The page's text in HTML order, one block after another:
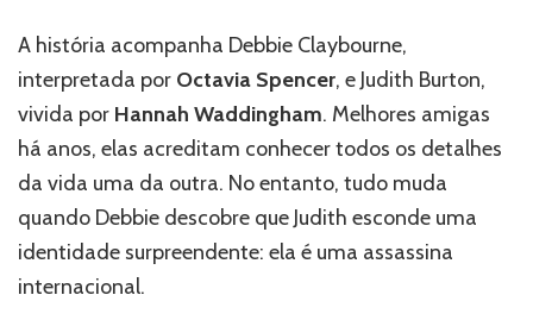
A história acompanha Debbie Claybourne,
interpretada por Octavia Spencer, e Judith Burton,
vivida por Hannah Waddingham. Melhores amigas
há anos, elas acreditam conhecer todos os detalhes
da vida uma da outra. No entanto, tudo muda
quando Debbie descobre que Judith esconde uma
identidade surpreendente: ela é uma assassina
internacional.